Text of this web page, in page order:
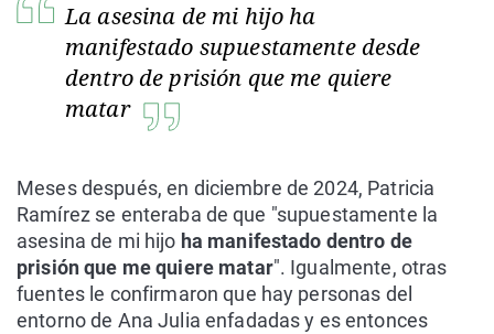
La asesina de mi hijo ha
manifestado supuestamente desde
dentro de prisión que me quiere
matar
Meses después, en diciembre de 2024, Patricia
Ramírez se enteraba de que "supuestamente la
asesina de mi hijo ha manifestado dentro de
prisión que me quiere matar". Igualmente, otras
fuentes le confirmaron que hay personas del
entorno de Ana Julia enfadadas y es entonces